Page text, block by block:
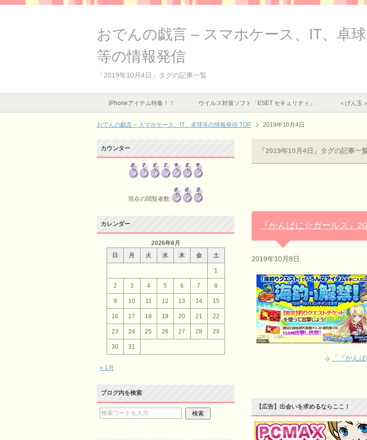
おでんの戯言 – スマホケース、IT、卓球
等の情報発信
「2019年10月4日」タグの記事一覧
iPhoneアイテム特集！！ ウイルス対策ソフト「ESET セキュリティ」 ＜げん玉
おでんの戯言 – スマホケース、IT、卓球等の情報発信 TOP 2019年10月4日
「2019年10月4日」タグの記事一
『かんぱに☆ガールズ』
2019年10月8日
「『かん
【広告】出会いを求めるならここ！
カウンター
現在の閲覧者数:
カレンダー
2026年8月
日
月 火 水 木 金 土
1
2 3 4 5 6 7 8
9 10 11 12 13 14 15
16 17 18 19 20 21 22
23 24 25 26 27 28 29
30 31
« 1月
ブログ内を検索